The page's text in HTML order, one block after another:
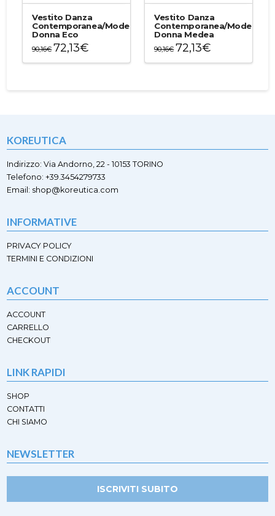
varianti.
Le
opzioni
possono
pagina
varianti.
Le
opzioni
possono
pagina
Vestito Danza
Contemporanea/Moderna
Donna Eco
90,16€ 72,13€
più
possono
essere
scelte
nella
pagina
Vestito Danza
Contemporanea/Moderna
Donna Medea
90,16€ 72,13€
più
essere
scelte
KOREUTICA
Indirizzo: Via Andorno, 22 - 10153 TORINO
Telefono: +39.3454279733
Email: shop@koreutica.com
INFORMATIVE
PRIVACY POLICY
TERMINI E CONDIZIONI
ACCOUNT
ACCOUNT
CARRELLO
CHECKOUT
LINK RAPIDI
SHOP
CONTATTI
CHI SIAMO
NEWSLETTER
ISCRIVITI SUBITO